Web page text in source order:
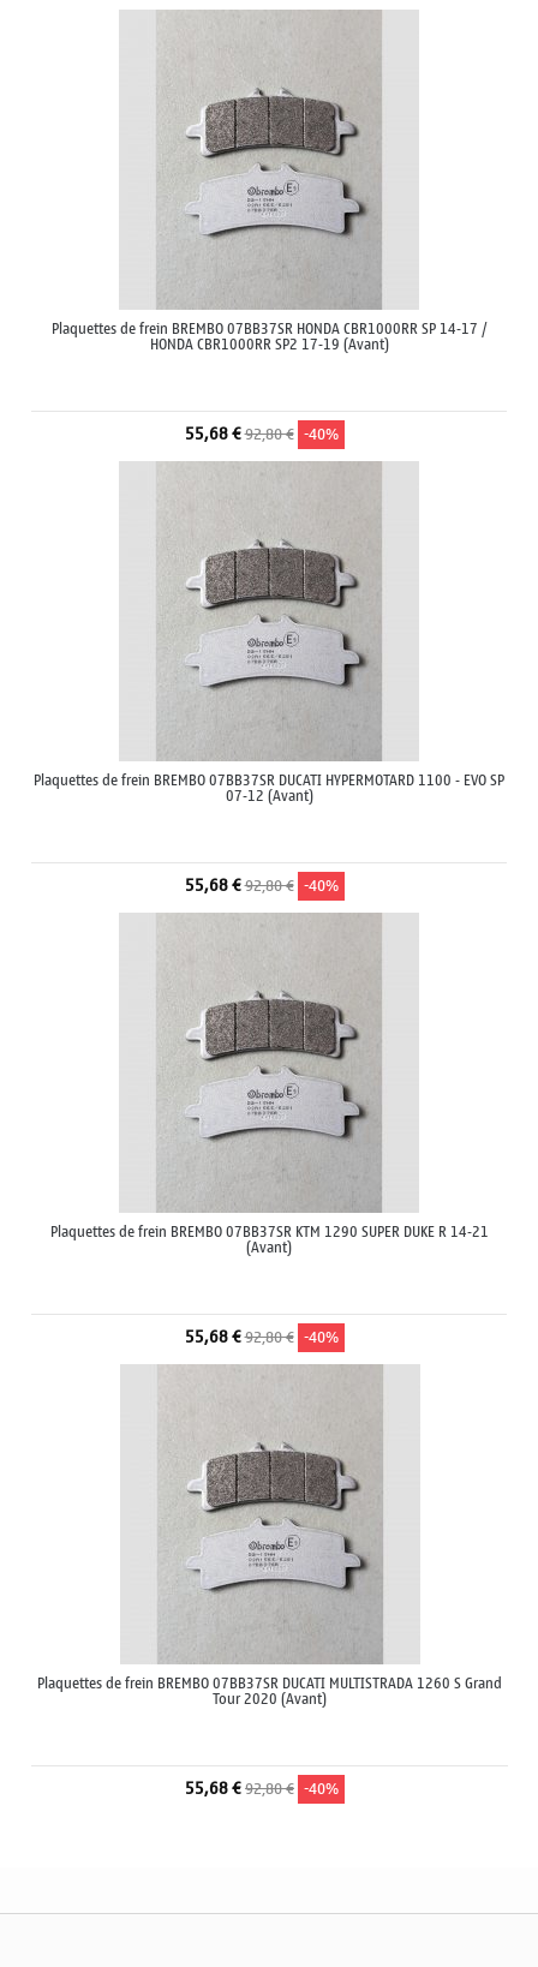
Plaquettes de frein BREMBO 07BB37SR HONDA CBR1000RR SP 14-17 /
HONDA CBR1000RR SP2 17-19 (Avant)
55,68 €92,80 € -40%
Plaquettes de frein BREMBO 07BB37SR DUCATI HYPERMOTARD 1100 - EVO SP
07-12 (Avant)
55,68 €92,80 € -40%
Plaquettes de frein BREMBO 07BB37SR KTM 1290 SUPER DUKE R 14-21
(Avant)
55,68 €92,80 € -40%
Plaquettes de frein BREMBO 07BB37SR DUCATI MULTISTRADA 1260 S Grand
Tour 2020 (Avant)
55,68 €92,80 € -40%